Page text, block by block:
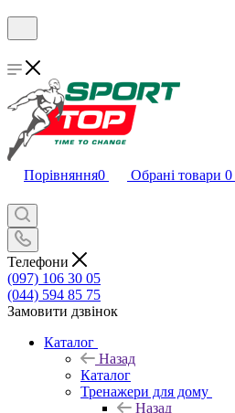
Порівняння0 Обрані товари 0
Телефони
(097) 106 30 05
(044) 594 85 75
Замовити дзвінок
Каталог
Назад
Каталог
Тренажери для дому
Назад